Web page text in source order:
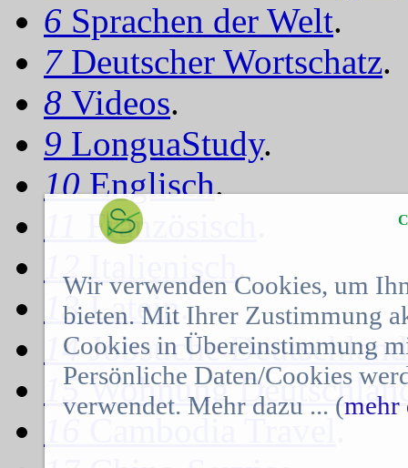
6 Sprachen der Welt.
7 Deutscher Wortschatz.
8 Videos.
9 LonguaStudy.
10Englisch.
Französisch
12Italienisch .
13Latein.
14Jobsuche Deutschland
15Wohnung
.
Wir verwenden Cookies, um
bieten. Mit Ihrer Zustimmung
Cookies in Übereinstimmung
Persönliche Daten/Cookies
verwendet. Mehr dazu ... (mehr